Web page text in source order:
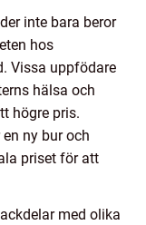
inte bara beror
hos
Vissa uppfödare
hälsa och
högre pris.
ny bur och
priset för att
med olika